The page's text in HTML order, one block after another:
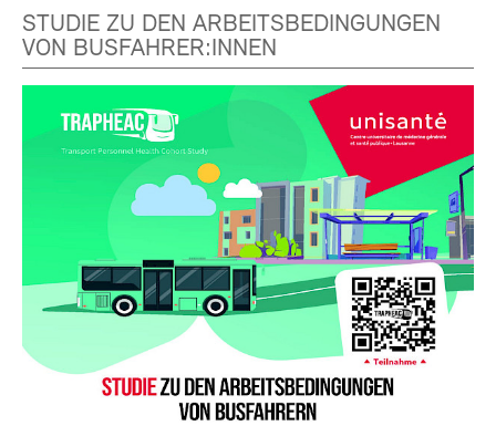
STUDIE ZU DEN ARBEITSBEDINGUNGEN
VON BUSFAHRER:INNEN